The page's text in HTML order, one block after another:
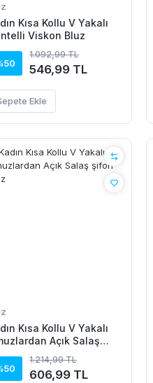
Kısa Kollu V Yakalı
Viskon Bluz
1.092,99 TL
546,99 TL
Ekle
Kısa Kollu V Yakalı
Açık Salaş
1.214,99 TL
606,99 TL